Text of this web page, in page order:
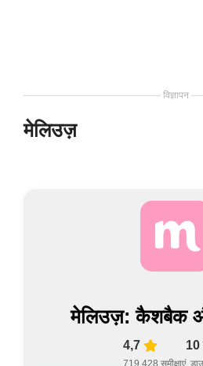
विज्ञापन
मेलिउज़
मेलिउज़: कैशबैक
4,7
719,428 समीक्षाएं
10